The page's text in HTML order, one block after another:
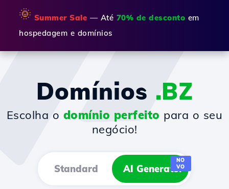
🌞 Summer Sale — Até 70% de desconto em
hospedagem e domínios
Domínios .BZ
Escolha o domínio perfeito para o seu
negócio!
Standard AI Generator
NO
VO